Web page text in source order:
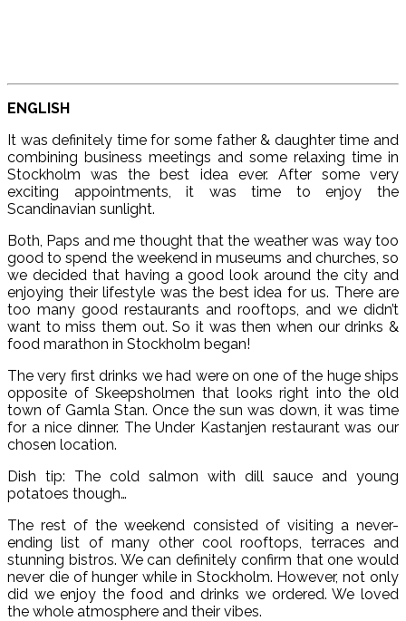
ENGLISH
It was definitely time for some father & daughter time and
combining business meetings and some relaxing time in
Stockholm was the best idea ever. After some very
exciting appointments, it was time to enjoy the
Scandinavian sunlight.
Both, Paps and me thought that the weather was way too
good to spend the weekend in museums and churches, so
we decided that having a good look around the city and
enjoying their lifestyle was the best idea for us. There are
too many good restaurants and rooftops, and we didn’t
want to miss them out. So it was then when our drinks &
food marathon in Stockholm began!
The very first drinks we had were on one of the huge ships
opposite of Skeepsholmen that looks right into the old
town of Gamla Stan. Once the sun was down, it was time
for a nice dinner. The Under Kastanjen restaurant was our
chosen location.
Dish tip: The cold salmon with dill sauce and young
potatoes though…
The rest of the weekend consisted of visiting a never-
ending list of many other cool rooftops, terraces and
stunning bistros. We can definitely confirm that one would
never die of hunger while in Stockholm. However, not only
did we enjoy the food and drinks we ordered. We loved
the whole atmosphere and their vibes.